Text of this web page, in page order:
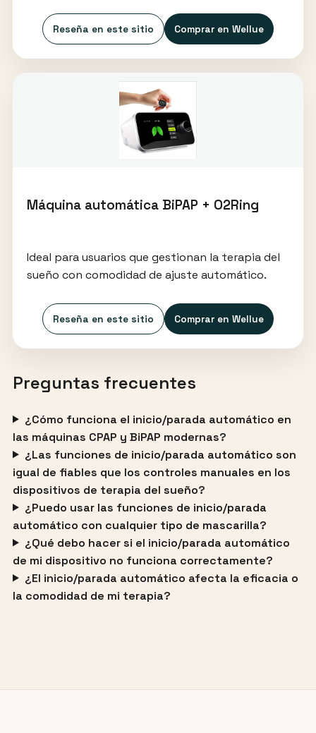
Reseña en este sitio Comprar en Wellue
Máquina automática BiPAP + O2Ring
Ideal para usuarios que gestionan la terapia del
sueño con comodidad de ajuste automático.
Reseña en este sitio Comprar en Wellue
Preguntas frecuentes
¿Cómo funciona el inicio/parada automático en
las máquinas CPAP y BiPAP modernas?
¿Las funciones de inicio/parada automático son
igual de fiables que los controles manuales en los
dispositivos de terapia del sueño?
¿Puedo usar las funciones de inicio/parada
automático con cualquier tipo de mascarilla?
¿Qué debo hacer si el inicio/parada automático
de mi dispositivo no funciona correctamente?
¿El inicio/parada automático afecta la eficacia o
la comodidad de mi terapia?